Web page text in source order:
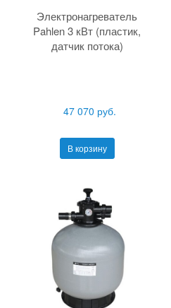
Электронагреватель
Pahlen 3 кВт (пластик,
датчик потока)
47 070 руб.
В корзину